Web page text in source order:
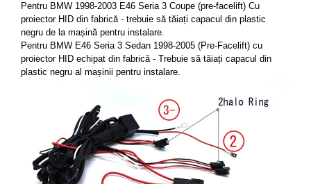
Pentru BMW 1998-2003 E46 Seria 3 Coupe (pre-facelift) Cu
proiector HID din fabrică - trebuie să tăiați capacul din plastic
negru de la mașină pentru instalare.
Pentru BMW E46 Seria 3 Sedan 1998-2005 (Pre-Facelift) cu
proiector HID echipat din fabrică - Trebuie să tăiați capacul din
plastic negru al mașinii pentru instalare.